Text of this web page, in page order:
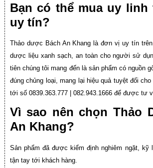
Bạn có thể mua uy
uy tín?
Thảo dược Bách An Khang là đơn vị uy tín
dược liệu xanh sạch, an toàn cho người sử
tiên chúng tôi mang đến là sản phẩm có nguồn
đúng chủng loại, mang lại hiệu quả tuyệt đối
tới số 0839.363.777 | 082.943.1666 để được tư
Vì sao nên chọn Thảo
An Khang?
Sản phẩm đã được kiểm định nghiêm ngặt,
tận tay tới khách hàng.